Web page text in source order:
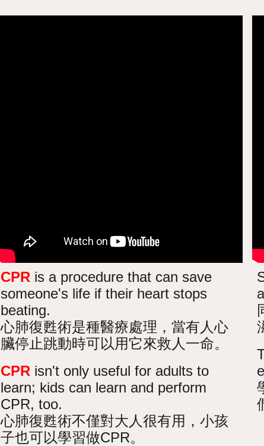
CPR is a procedure that can save
someone's life if their heart stops
beating.
心肺復甦術是種醫療處理，當有人心
臟停止跳動時可以用它來救人一命。
CPR isn't only useful for adults to
learn; kids can learn and perform
CPR, too.
心肺復甦術不僅對大人很有用，小孩
子也可以學習做CPR。